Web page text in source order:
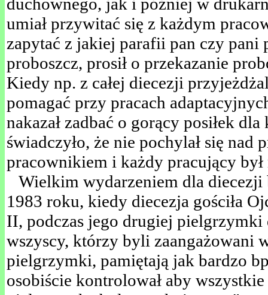
umiał przywitać się z każdym
zapytać z jakiej parafii pan czy pani
proboszcz, prosił o przekazanie
Kiedy np. z całej diecezji
pomagać przy pracach
nakazał zadbać o gorący posiłek
świadczyło, że nie pochylał się nad
pracownikiem i każdy pracujący
Wielkim wydarzeniem dla diecezji
1983 roku, kiedy diecezja gościła
II, podczas jego drugiej pielgrzymki
wszyscy, którzy byli zaangażowani
pielgrzymki, pamiętają jak bardzo
osobiście kontrolował aby